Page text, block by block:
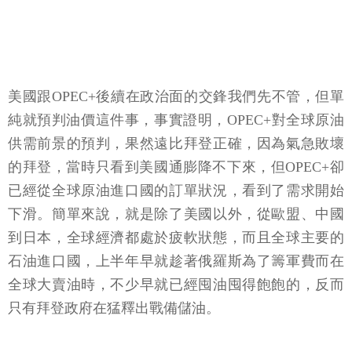
美國跟OPEC+後續在政治面的交鋒我們先不管，但單
純就預判油價這件事，事實證明，OPEC+對全球原油
供需前景的預判，果然遠比拜登正確，因為氣急敗壞
的拜登，當時只看到美國通膨降不下來，但OPEC+卻
已經從全球原油進口國的訂單狀況，看到了需求開始
下滑。簡單來說，就是除了美國以外，從歐盟、中國
到日本，全球經濟都處於疲軟狀態，而且全球主要的
石油進口國，上半年早就趁著俄羅斯為了籌軍費而在
全球大賣油時，不少早就已經囤油囤得飽飽的，反而
只有拜登政府在猛釋出戰備儲油。